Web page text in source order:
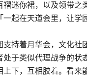
褶迷你裙，以及领带之
一起在天道会里，让学
支持着月华会，文化社
处于类似代理战争的状
上下，互相胶着。看来